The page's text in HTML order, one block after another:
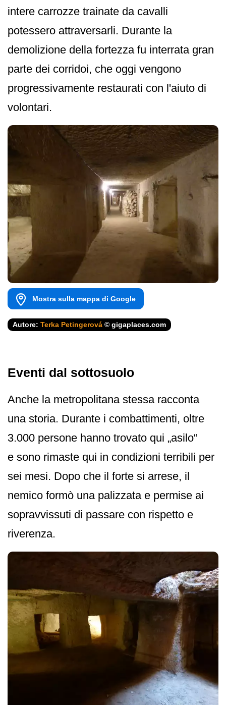
intere carrozze trainate da cavalli
potessero attraversarli. Durante la
demolizione della fortezza fu interrata gran
parte dei corridoi, che oggi vengono
progressivamente restaurati con l'aiuto di
volontari.
Mostra sulla mappa di Google
Autore: Terka Petingerová © gigaplaces.com
Eventi dal sottosuolo
Anche la metropolitana stessa racconta
una storia. Durante i combattimenti, oltre
3.000 persone hanno trovato qui „asilo“
e sono rimaste qui in condizioni terribili per
sei mesi. Dopo che il forte si arrese, il
nemico formò una palizzata e permise ai
sopravvissuti di passare con rispetto e
riverenza.